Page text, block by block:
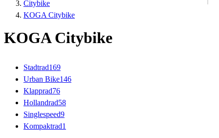
Citybike
KOGA Citybike
KOGA Citybike
Stadtrad169
Urban Bike146
Klapprad76
Hollandrad58
Singlespeed9
Kompaktrad1